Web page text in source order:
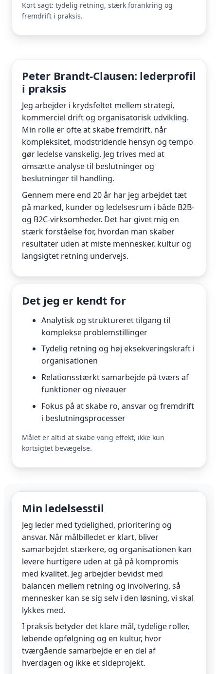
Kort sagt: tydelig retning, stærk forankring og
fremdrift i praksis.
Peter Brandt-Clausen: lederprofil
i praksis
Jeg arbejder i krydsfeltet mellem strategi,
kommerciel drift og organisatorisk udvikling.
Min rolle er ofte at skabe fremdrift, når
kompleksitet, modstridende hensyn og tempo
gør ledelse vanskelig. Jeg trives med at
omsætte analyse til beslutninger og
beslutninger til handling.
Gennem mere end 20 år har jeg arbejdet tæt
på marked, kunder og ledelsesrum i både B2B-
og B2C-virksomheder. Det har givet mig en
stærk forståelse for, hvordan man skaber
resultater uden at miste mennesker, kultur og
langsigtet retning undervejs.
Det jeg er kendt for
Analytisk og struktureret tilgang til
komplekse problemstillinger
Tydelig retning og høj eksekveringskraft i
organisationen
Relationsstærkt samarbejde på tværs af
funktioner og niveauer
Fokus på at skabe ro, ansvar og fremdrift
i beslutningsprocesser
Målet er altid at skabe varig effekt, ikke kun
kortsigtet bevægelse.
Min ledelsesstil
Jeg leder med tydelighed, prioritering og
ansvar. Når målbilledet er klart, bliver
samarbejdet stærkere, og organisationen kan
levere hurtigere uden at gå på kompromis
med kvalitet. Jeg arbejder bevidst med
balancen mellem retning og involvering, så
mennesker kan se sig selv i den løsning, vi skal
lykkes med.
I praksis betyder det klare mål, tydelige roller,
løbende opfølgning og en kultur, hvor
tværgående samarbejde er en del af
hverdagen og ikke et sideprojekt.